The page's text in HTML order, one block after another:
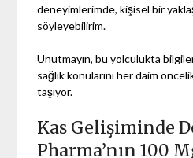
deneyimlerimde, kişisel bir
söyleyebilirim.
Unutmayın, bu yolculukta
sağlık konularını her daim
taşıyor.
Kas Gelişiminde
Pharma’nın 100